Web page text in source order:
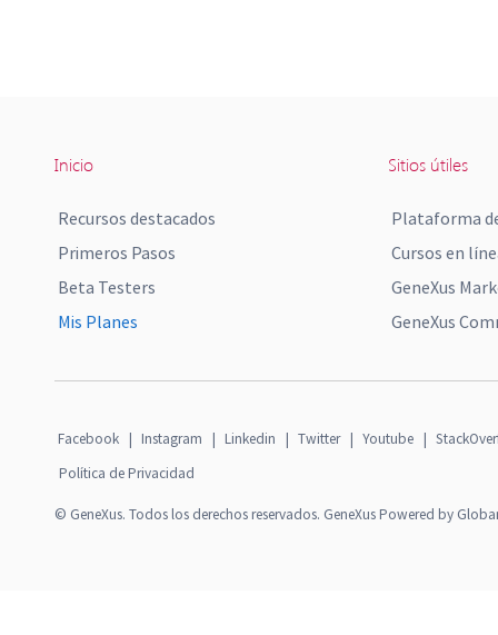
Inicio
Recursos destacados
Primeros Pasos
Beta Testers
Mis Planes
Sitios útiles
Plataforma
Cursos en
GeneXus
GeneXus
Facebook | Instagram | Linkedin | Twitter | Youtube |
Política de Privacidad
© GeneXus. Todos los derechos reservados. GeneXus Powered by